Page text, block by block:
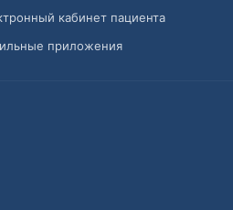
кабинет пациента
приложения